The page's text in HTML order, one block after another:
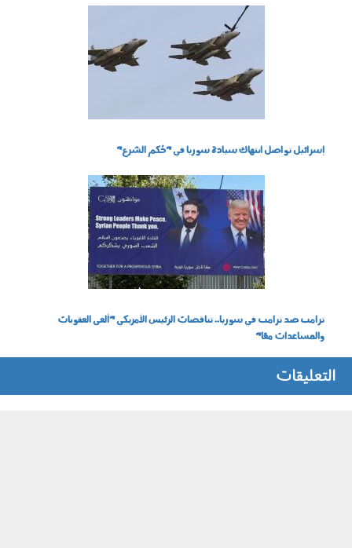
إسرائيل تواصل انتهاك سيادة سوريا في "حُكم الشرع"
ترامب ضد ترامب في سوريا.. تناقضات الرئيس الأمريكي "ألغى العقوبات
والمساعدات معًا"
التعليقات